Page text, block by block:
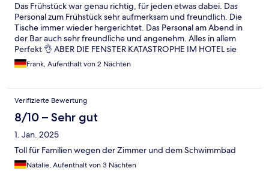
Das Frühstück war genau richtig, für jeden etwas dabei. Das
Personal zum Frühstück sehr aufmerksam und freundlich. Die
Tische immer wieder hergerichtet. Das Personal am Abend in
der Bar auch sehr freundliche und angenehm. Alles in allem
Perfekt 👌 ABER DIE FENSTER KATASTROPHE IM HOTEL sie
lassen sehr zu wünschen übrig, die haben im letzten halben Jahr
sicher keinen Fensterputzer gesehen, obwohl ich ganz in der
Gastronomie und Hotel anbieten.
Frank, Aufenthalt von 2 Nächten
Verifizierte Bewertung
8/10 – Sehr gut
1. Jan. 2025
Toll für Familien wegen der Zimmer und dem Schwimmbad
Natalie, Aufenthalt von 3 Nächten